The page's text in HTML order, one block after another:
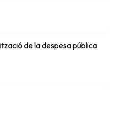
de la despesa pública